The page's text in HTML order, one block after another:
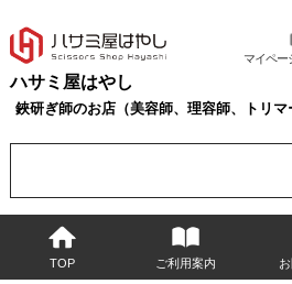
ハサミ屋はやし
鋏研ぎ師のお店（美容師、理容師、トリマ
マイペー
TOP ご利用案内